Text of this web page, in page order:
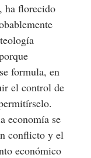
ha florecido
formula, en
el control de
economía se
conflicto y el
económico